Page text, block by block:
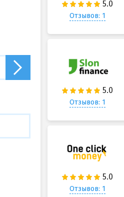
Отзывов: 1
Отзывов: 1
Отзывов: 1